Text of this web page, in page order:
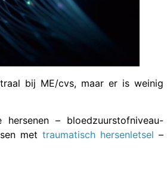
bij ME/cvs, maar er is weinig
– bloedzuurstofniveau-
met traumatisch hersenletsel –